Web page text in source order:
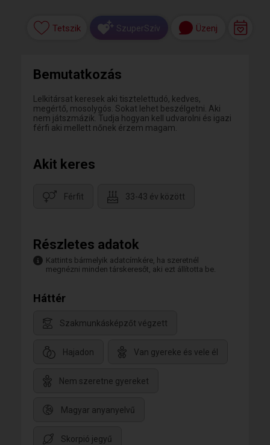
Tetszik SzuperSzív Üzenj
Bemutatkozás
Lelkitársat keresek aki tisztelettudó, kedves,
megértő, mosolygós. Sokat lehet beszélgetni. Aki
nem játszmázik. Tudja hogyan kell udvarolni és igazi
férfi aki mellett nőnek érzem magam.
Akit keres
Férfit 33-43 év között
Részletes adatok
Kattints bármelyik adatcímkére, ha szeretnél
megnézni minden társkeresőt, aki ezt állította be.
Háttér
Szakmunkásképzőt végzett
Hajadon Van gyereke és vele él
Nem szeretne gyereket
Magyar anyanyelvű
Skorpió jegyű